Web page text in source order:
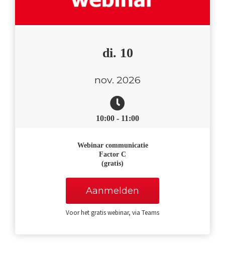
di. 10
nov. 2026
10:00 - 11:00
Webinarcommunicatie
Factor C
(gratis)
Aanmelden
Voor het gratis webinar, via Teams